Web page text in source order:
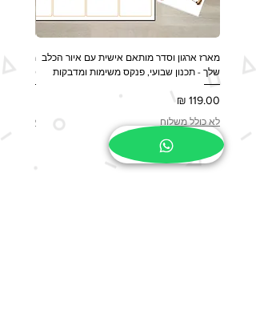
מארז ארגון וסדר מותאם אישית עם איור הכלב
שלך - תכנון שבועי, פנקס משימות ומדבקות
מחיר
לא כולל משלוח
מארז
ספל, שלט לדלת
לא כולל